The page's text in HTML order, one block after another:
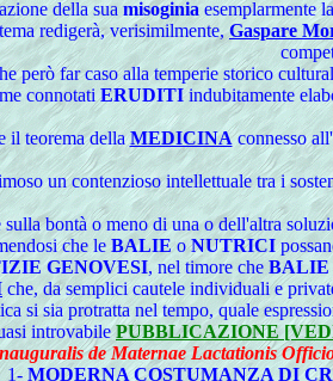
della sua misoginiaesemplarmente
redigerà, verisimilmente,Gaspare
però far caso alla temperie storico
connotatiERUDITIindubitamente
il teorema dellaMEDICINAconnesso all'
un contenzioso intellettuale tra i
bontà o meno di una o dell'altra
che le BALIEoNUTRICI
GENOVESI, nel timore che BALIE
che, da semplici cautele individuali e
si sia protratta nel tempo, quale
introvabilePUBBLICAZIONE
de Maternae Lactationis
1- MODERNA COSTUMANZA DI